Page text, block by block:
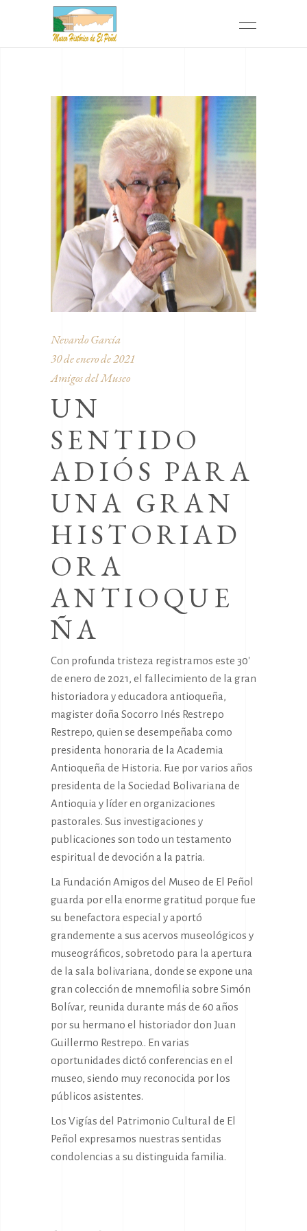
Nevardo García
30 de enero de 2021
Amigos del Museo
UN
SENTIDO
ADIÓS PARA
UNA GRAN
HISTORIAD
ORA
ANTIOQUE
ÑA
Con profunda tristeza registramos este 30′
de enero de 2021, el fallecimiento de la gran
historiadora y educadora antioqueña,
magister doña Socorro Inés Restrepo
Restrepo, quien se desempeñaba como
presidenta honoraria de la Academia
Antioqueña de Historia. Fue por varios años
presidenta de la Sociedad Bolivariana de
Antioquia y líder en organizaciones
pastorales. Sus investigaciones y
publicaciones son todo un testamento
espiritual de devoción a la patria.
La Fundación Amigos del Museo de El Peñol
guarda por ella enorme gratitud porque fue
su benefactora especial y aportó
grandemente a sus acervos museológicos y
museográficos, sobretodo para la apertura
de la sala bolivariana, donde se expone una
gran colección de mnemofilia sobre Simón
Bolívar, reunida durante más de 60 años
por su hermano el historiador don Juan
Guillermo Restrepo.. En varias
oportunidades dictó conferencias en el
museo, siendo muy reconocida por los
públicos asistentes.
Los Vigías del Patrimonio Cultural de El
Peñol expresamos nuestras sentidas
condolencias a su distinguida familia.